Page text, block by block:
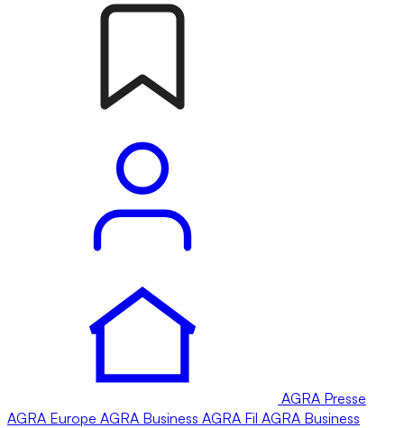
AGRA Presse
AGRA Europe AGRA Business AGRA Fil AGRA Business